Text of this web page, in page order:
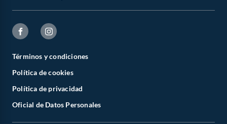
Términos y condiciones
Política de cookies
Política de privacidad
Oficial de Datos Personales